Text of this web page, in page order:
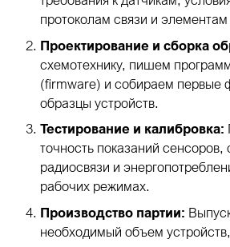
протоколам связи и
Проектирование и сборка
схемотехнику, пишем
(firmware) и собираем первые
образцы устройств.
Тестирование и калибровка:
точность показаний сенсоров,
радиосвязи и
рабочих режимах.
Производство партии:
необходимый объем